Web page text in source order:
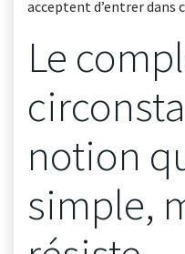
acceptent d’entrer dans
Le
notion
simple,